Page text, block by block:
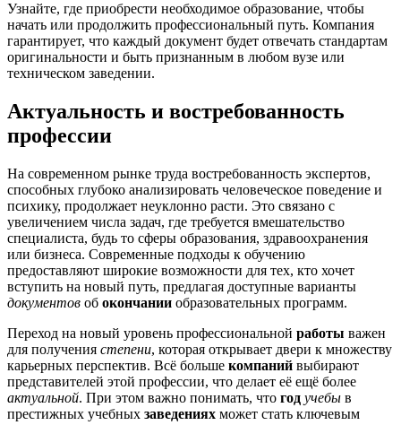
Узнайте, где приобрести необходимое образование, чтобы
начать или продолжить профессиональный путь. Компания
гарантирует, что каждый документ будет отвечать стандартам
оригинальности и быть признанным в любом вузе или
техническом заведении.
Актуальность и востребованность
профессии
На современном рынке труда востребованность экспертов,
способных глубоко анализировать человеческое поведение и
психику, продолжает неуклонно расти. Это связано с
увеличением числа задач, где требуется вмешательство
специалиста, будь то сферы образования, здравоохранения
или бизнеса. Современные подходы к обучению
предоставляют широкие возможности для тех, кто хочет
вступить на новый путь, предлагая доступные варианты
документов об окончании образовательных программ.
Переход на новый уровень профессиональной работы важен
для получения степени, которая открывает двери к множеству
карьерных перспектив. Всё больше компаний выбирают
представителей этой профессии, что делает её ещё более
актуальной. При этом важно понимать, что год учебы в
престижных учебных заведениях может стать ключевым